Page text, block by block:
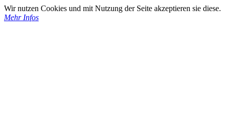
Wir nutzen Cookies und mit Nutzung der Seite akzeptieren sie diese.
Mehr Infos